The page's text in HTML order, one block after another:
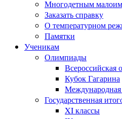
Многодетным
Заказать справку
О температурном
Памятки
Ученикам
Олимпиады
Всероссийская
Кубок Гагарина
Государственная
XI классы